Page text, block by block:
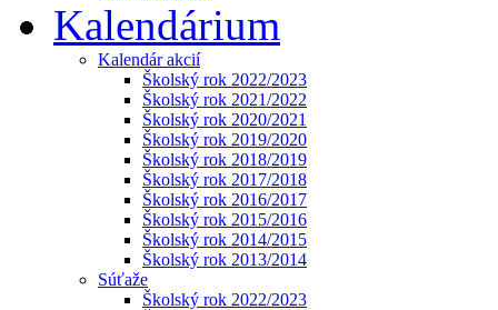
Kalendárium
Kalendár akcií
Školský rok 2022/2023
Školský rok 2021/2022
Školský rok 2020/2021
Školský rok 2019/2020
Školský rok 2018/2019
Školský rok 2017/2018
Školský rok 2016/2017
Školský rok 2015/2016
Školský rok 2014/2015
Školský rok 2013/2014
Súťaže
Školský rok 2022/2023